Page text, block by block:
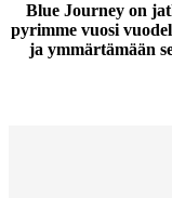
Blue Journey on
pyrimme vuosi
ja ymmärtämään